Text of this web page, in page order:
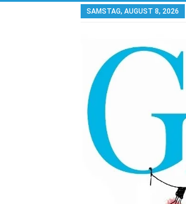
SAMSTAG, AUGUST 8, 2026